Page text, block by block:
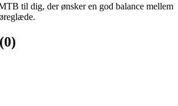
til dig, der ønsker en god balance mellem